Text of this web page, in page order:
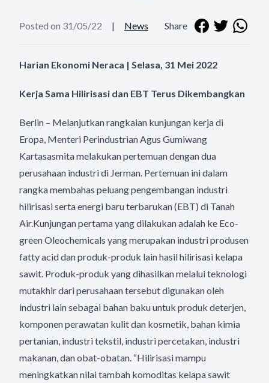
Posted on 31/05/22 | News Share
Harian Ekonomi Neraca | Selasa, 31 Mei 2022
Kerja Sama Hilirisasi dan EBT Terus Dikembangkan
Berlin – Melanjutkan rangkaian kunjungan kerja di
Eropa, Menteri Perindustrian Agus Gumiwang
Kartasasmita melakukan pertemuan dengan dua
perusahaan industri di Jerman. Pertemuan ini dalam
rangka membahas peluang pengembangan industri
hilirisasi serta energi baru terbarukan (EBT) di Tanah
Air.Kunjungan pertama yang dilakukan adalah ke Eco-
green Oleochemicals yang merupakan industri produsen
fatty acid dan produk-produk lain hasil hilirisasi kelapa
sawit. Produk-produk yang dihasilkan melalui teknologi
mutakhir dari perusahaan tersebut digunakan oleh
industri lain sebagai bahan baku untuk produk deterjen,
komponen perawatan kulit dan kosmetik, bahan kimia
pertanian, industri tekstil, industri percetakan, industri
makanan, dan obat-obatan. “Hilirisasi mampu
meningkatkan nilai tambah komoditas kelapa sawit